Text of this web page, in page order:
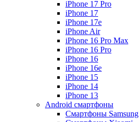
iPhone 17 Pro
iPhone 17
iPhone 17e
iPhone Air
iPhone 16 Pro Max
iPhone 16 Pro
iPhone 16
iPhone 16e
iPhone 15
iPhone 14
iPhone 13
Android cмартфоны
Смартфоны Samsung